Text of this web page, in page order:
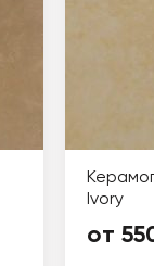
Ivory
от